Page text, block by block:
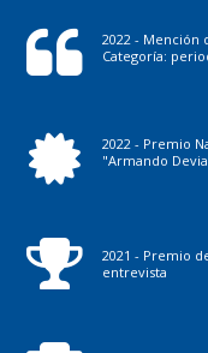
2022 - Mención
Categoría:
2022 - Premio
"Armando
2021 - Premio
entrevista